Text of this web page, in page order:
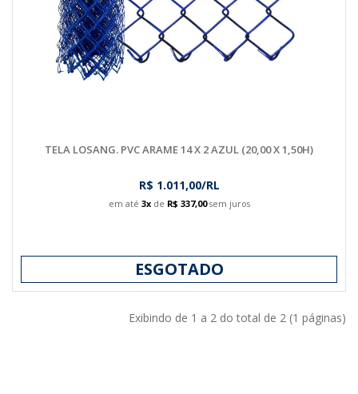
TELA LOSANG. PVC ARAME 14 X 2 AZUL (20,00 X 1,50H)
R$ 1.011,00/RL
em até 3xde R$ 337,00sem juros
ESGOTADO
Exibindo de 1 a 2 do total de 2 (1 páginas)